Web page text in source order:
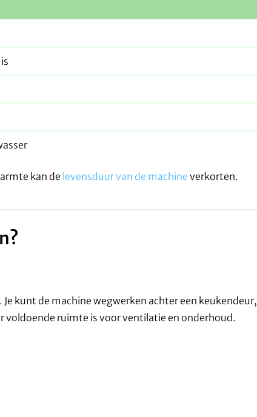
kan de levensduur van de machine verkorten.
kunt de machine wegwerken achter een keukendeur,
voldoende ruimte is voor ventilatie en onderhoud.